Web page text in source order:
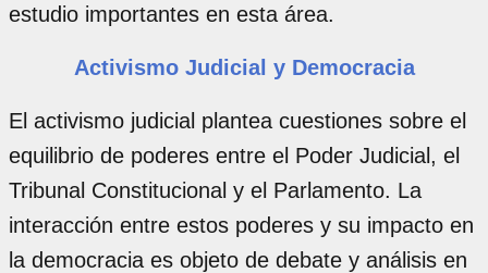
estudio importantes en esta área.
Activismo Judicial y Democracia
El activismo judicial plantea cuestiones sobre el
equilibrio de poderes entre el Poder Judicial, el
Tribunal Constitucional y el Parlamento. La
interacción entre estos poderes y su impacto en
la democracia es objeto de debate y análisis en